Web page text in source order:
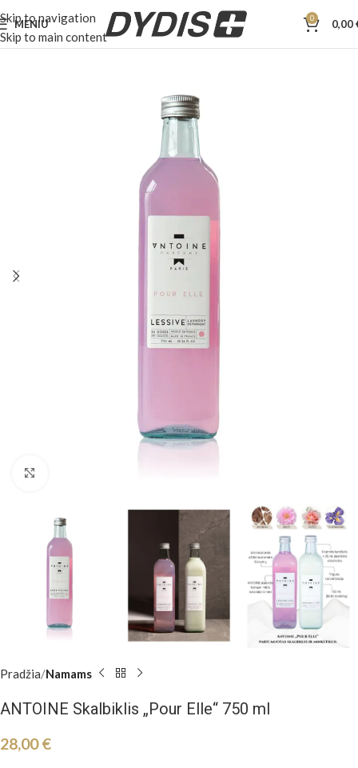
Skip to navigation
Skip to main content
MENIU 0 0,00
Pradžia Namams
ANTOINE Skalbiklis „Pour Elle“ 750 ml
28,00€